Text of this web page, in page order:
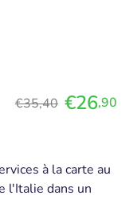
€35,40 €26,90
à la carte au
l'Italie dans un